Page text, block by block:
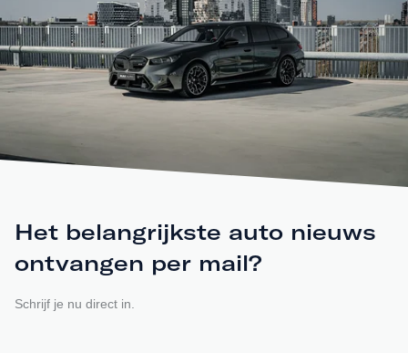
Het belangrijkste auto nieuws
ontvangen per mail?
Schrijf je nu direct in.